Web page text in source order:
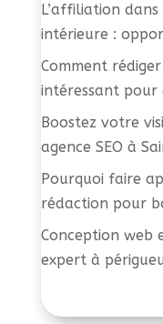
L’affiliation
intérieure :
Comment
intéressant pour
Boostez votre
agence SEO à
Pourquoi faire
rédaction pour
Conception web
expert à